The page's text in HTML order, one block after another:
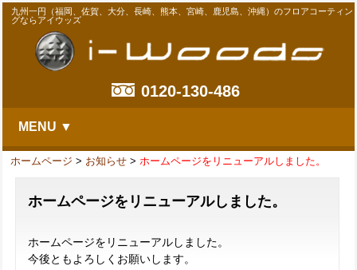
九州一円（福岡、佐賀、大分、長崎、熊本、宮崎、鹿児島、沖縄）のフロアコーティン
グならアイウッズ
0120-130-486
MENU ▼
ホームページ > お知らせ > ホームページをリニューアルしました。
ホームページをリニューアルしました。
ホームページをリニューアルしました。
今後ともよろしくお願いします。